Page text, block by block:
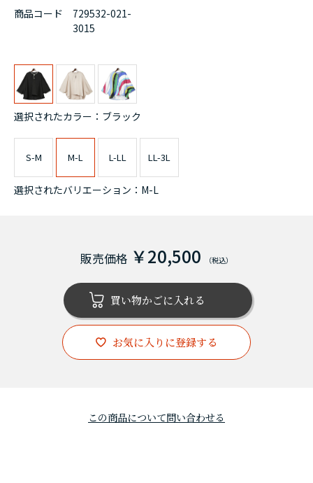
￥20,500
商品コード
729532-021-
3015
選択されたカラー：ブラック
S-M M-L L-LL LL-3L
選択されたバリエーション：M-L
お気に入りに登録する
この商品について問い合わせる